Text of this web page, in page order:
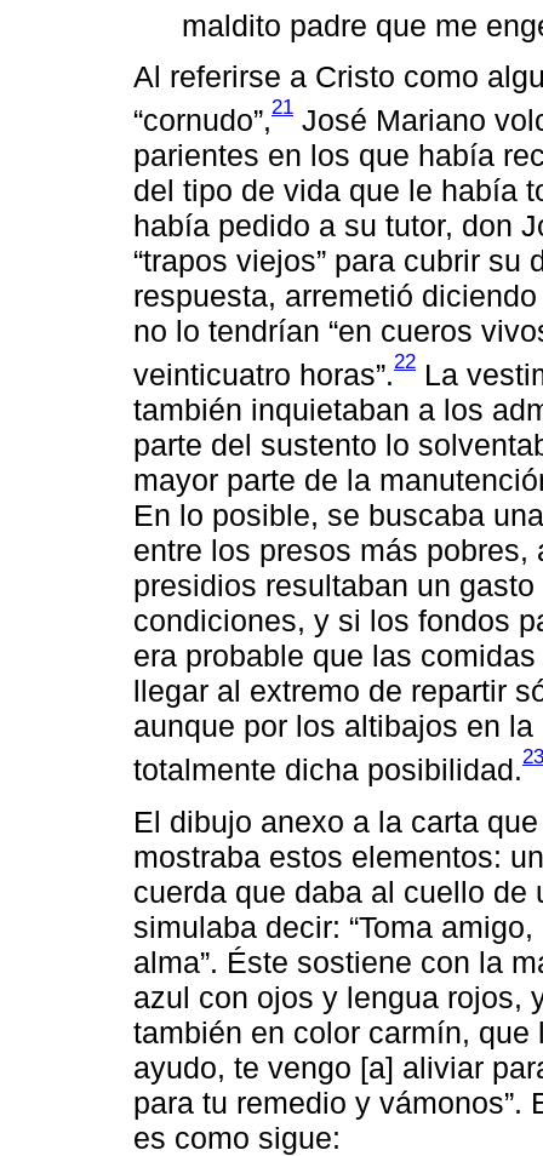
maldito padre que me
Al referirse a Cristo como
“cornudo”,21 José Mariano
parientes en los que había
del tipo de vida que le había
había pedido a su tutor, don
“trapos viejos” para cubrir
respuesta, arremetió
no lo tendrían “en cueros
veinticuatro horas”.22 La
también inquietaban a los
parte del sustento lo
mayor parte de la
En lo posible, se buscaba
entre los presos más
presidios resultaban un
condiciones, y si los fondos
era probable que las
llegar al extremo de repartir
aunque por los altibajos en
totalmente dicha posibilidad.23
El dibujo anexo a la carta
mostraba estos elementos:
cuerda que daba al cuello de
simulaba decir: “Toma
alma”. Éste sostiene con la
azul con ojos y lengua rojos,
también en color carmín, que
ayudo, te vengo [a] aliviar
para tu remedio y vámonos”.
es como sigue: